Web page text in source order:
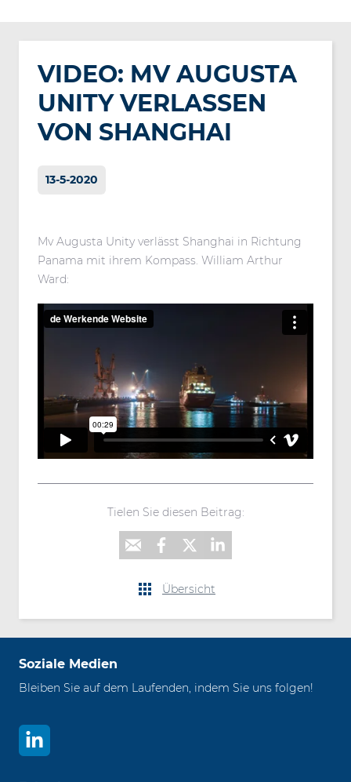
VIDEO: MV AUGUSTA
UNITY VERLASSEN
VON SHANGHAI
13-5-2020
Mv Augusta Unity verlässt Shanghai in Richtung
Panama mit ihrem Kompass. William Arthur
Ward:
Tielen Sie diesen Beitrag:
Übersicht
Soziale Medien
Bleiben Sie auf dem Laufenden, indem Sie uns folgen!